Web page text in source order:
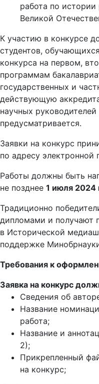
работа по
Великой
К участию в конкурсе
студентов,
конкурса на первом,
программам
государственных и
действующую
научных
предусматривается.
Заявки на конкурс
по адресу электронной
Работы должны быть
не позднее 1 июля 2024
Традиционно
дипломами и получают
в Исторической
поддержке
Требования к
Заявка на конкурс
Сведения об
Название
работа;
Название и
2);
Прикрепленный
на конкурс;